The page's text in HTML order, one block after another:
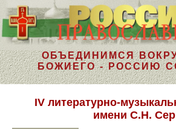
ОБЪЕДИНИМСЯ
БОЖИЕГО - РОССИЮ
IV литературно-
имени С.Н.